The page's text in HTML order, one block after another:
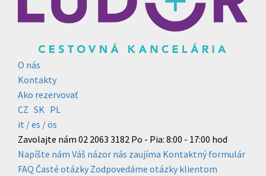
O nás
Kontakty
Ako rezervovať
CZ SK PL
it /es / ös
Zavolajte nám 02 2063 3182 Po - Pia: 8:00 - 17:00 hod
Napíšte nám Váš názor nás zaujíma Kontaktný formulár
FAQ Časté otázky Zodpovedáme otázky klientom